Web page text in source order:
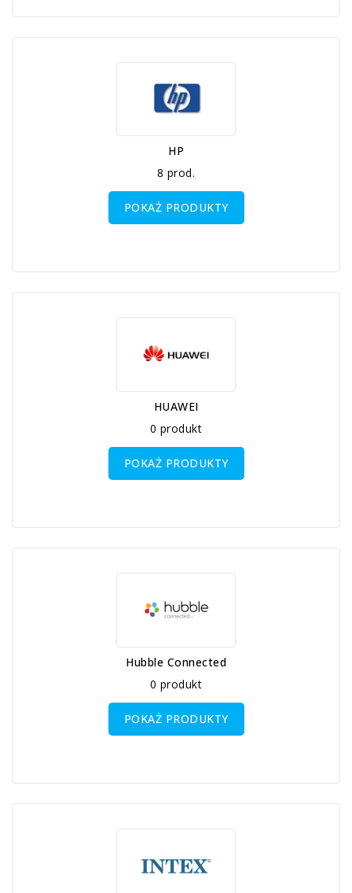
HP
8 prod.
POKAŻ PRODUKTY
HUAWEI
0 produkt
POKAŻ PRODUKTY
Hubble Connected
0 produkt
POKAŻ PRODUKTY